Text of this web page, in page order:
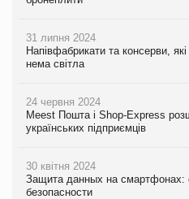
31 липня 2024
Напівфабрикати та консерви,
нема світла
24 червня 2024
Meest Пошта і Shop-Express
українських підприємців
30 квітня 2024
Защита данных на
безопасности